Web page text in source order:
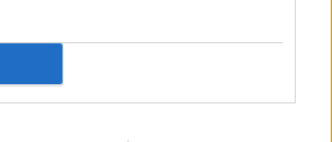
ολοκλήρωση:
ζώνης και οι κεραίες